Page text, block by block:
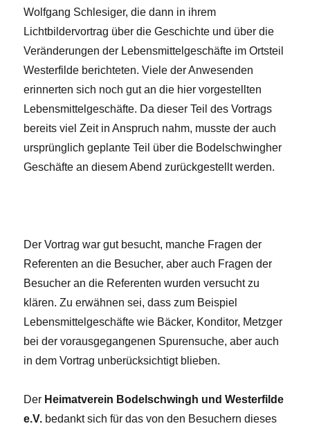
Wolfgang Schlesiger, die dann in ihrem
Lichtbildervortrag über die Geschichte und über die
Veränderungen der Lebensmittelgeschäfte im Ortsteil
Westerfilde berichteten. Viele der Anwesenden
erinnerten sich noch gut an die hier vorgestellten
Lebensmittelgeschäfte. Da dieser Teil des Vortrags
bereits viel Zeit in Anspruch nahm, musste der auch
ursprünglich geplante Teil über die Bodelschwingher
Geschäfte an diesem Abend zurückgestellt werden.
Der Vortrag war gut besucht, manche Fragen der
Referenten an die Besucher, aber auch Fragen der
Besucher an die Referenten wurden versucht zu
klären. Zu erwähnen sei, dass zum Beispiel
Lebensmittelgeschäfte wie Bäcker, Konditor, Metzger
bei der vorausgegangenen Spurensuche, aber auch
in dem Vortrag unberücksichtigt blieben.
Der Heimatverein Bodelschwingh und Westerfilde
e.V. bedankt sich für das von den Besuchern dieses